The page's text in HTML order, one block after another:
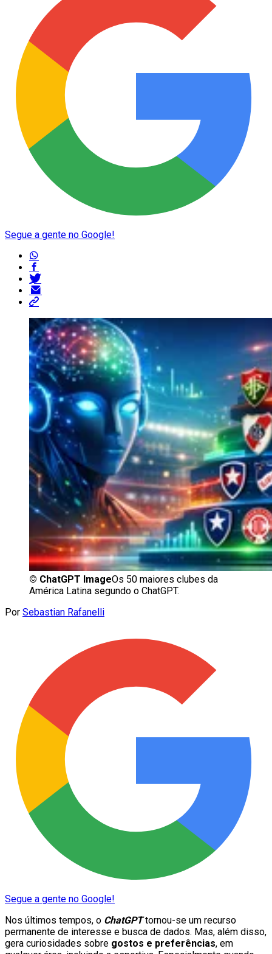
Segue a gente no Google!
© ChatGPT ImageOs 50 maiores clubes da
América Latina segundo o ChatGPT.
Por Sebastian Rafanelli
Segue a gente no Google!
Nos últimos tempos, o ChatGPTtornou-se um recurso
permanente de interesse e busca de dados. Mas, além disso,
gera curiosidades sobre gostos e preferências, em